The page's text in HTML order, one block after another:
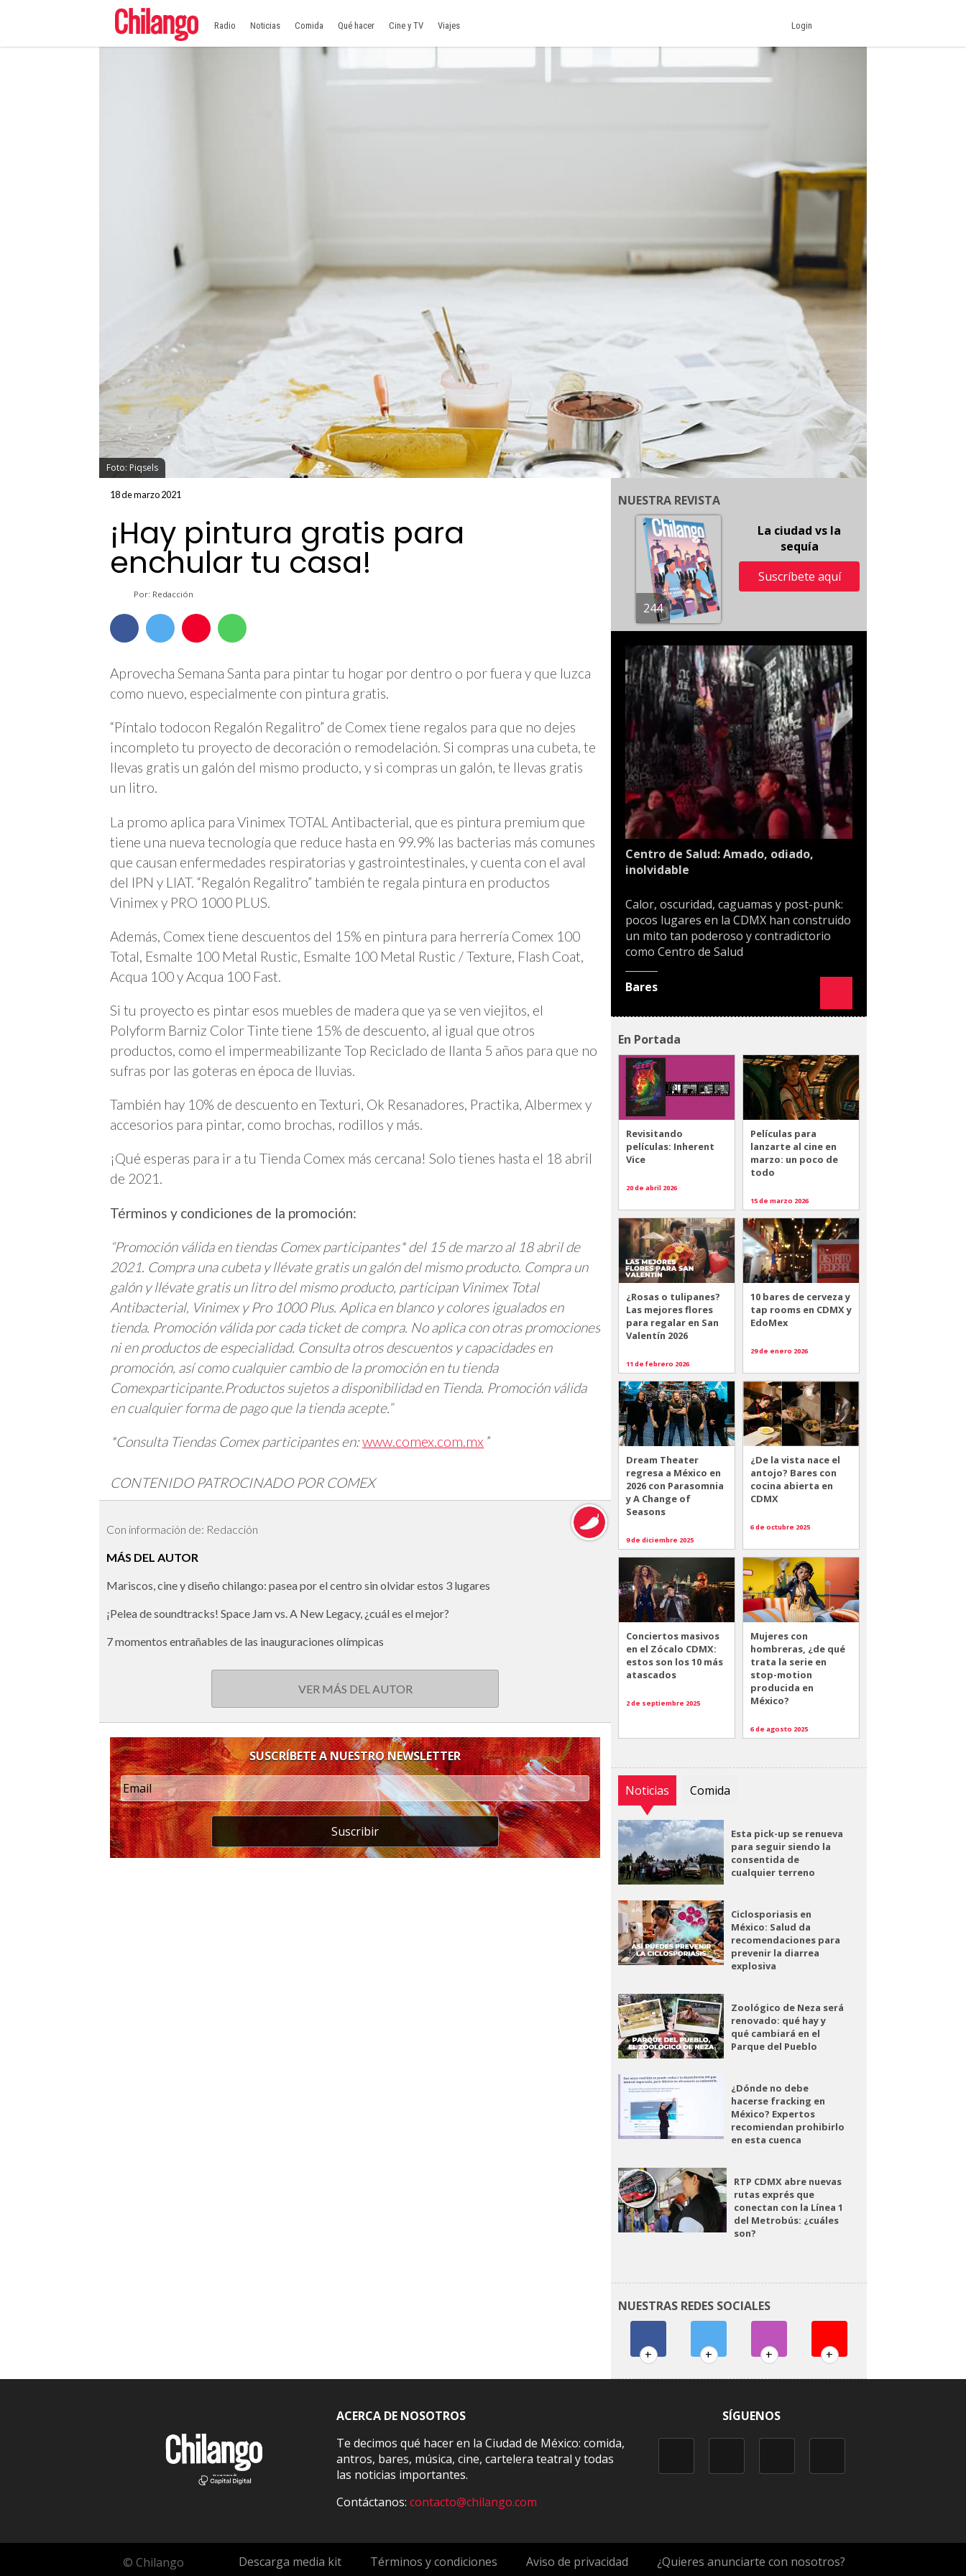
Radio Noticias Comida Qué hacer Cine y TV Viajes Login
Foto: Piqsels
18 de marzo 2021
¡Hay pintura gratis para
enchular tu casa!
Por: Redacción
Aprovecha Semana Santa para pintar tu hogar por dentro o por fuera y que luzca
como nuevo, especialmente con pintura gratis.
“Píntalo todocon Regalón Regalitro” de Comex tiene regalos para que no dejes
incompleto tu proyecto de decoración o remodelación. Si compras una cubeta, te
llevas gratis un galón del mismo producto, y si compras un galón, te llevas gratis
un litro.
La promo aplica para Vinimex TOTAL Antibacterial, que es pintura premium que
tiene una nueva tecnología que reduce hasta en 99.9% las bacterias más comunes
que causan enfermedades respiratorias y gastrointestinales, y cuenta con el aval
del IPN y LIAT. “Regalón Regalitro” también te regala pintura en productos
Vinimex y PRO 1000 PLUS.
Además, Comex tiene descuentos del 15% en pintura para herrería Comex 100
Total, Esmalte 100 Metal Rustic, Esmalte 100 Metal Rustic / Texture, Flash Coat,
Acqua 100 y Acqua 100 Fast.
Si tu proyecto es pintar esos muebles de madera que ya se ven viejitos, el
Polyform Barniz Color Tinte tiene 15% de descuento, al igual que otros
productos, como el impermeabilizante Top Reciclado de llanta 5 años para que no
sufras por las goteras en época de lluvias.
También hay 10% de descuento en Texturi, Ok Resanadores, Practika, Albermex y
accesorios para pintar, como brochas, rodillos y más.
¡Qué esperas para ir a tu Tienda Comex más cercana! Solo tienes hasta el 18 abril
de 2021.
Términos y condiciones de la promoción:
“Promoción válida en tiendas Comex participantes* del 15 de marzo al 18 abril de
2021. Compra una cubeta y llévate gratis un galón del mismo producto. Compra un
galón y llévate gratis un litro del mismo producto, participan Vinimex Total
Antibacterial, Vinimex y Pro 1000 Plus. Aplica en blanco y colores igualados en
tienda. Promoción válida por cada ticket de compra. No aplica con otras promociones
ni en productos de especialidad. Consulta otros descuentos y capacidades en
promoción, así como cualquier cambio de la promoción en tu tienda
Comexparticipante.Productos sujetos a disponibilidad en Tienda. Promoción válida
en cualquier forma de pago que la tienda acepte.”
*Consulta Tiendas Comex participantes en:www.comex.com.mx ”
CONTENIDO PATROCINADO POR COMEX
Con información de: Redacción
MÁS DEL AUTOR
Mariscos, cine y diseño chilango: pasea por el centro sin olvidar estos 3 lugares
¡Pelea de soundtracks! Space Jam vs. A New Legacy, ¿cuál es el mejor?
7 momentos entrañables de las inauguraciones olímpicas
VER MÁS DEL AUTOR
SUSCRÍBETE A NUESTRO NEWSLETTER
Suscribir
NUESTRA REVISTA
244
La ciudad vs la
sequía
Suscríbete aquí
Centro de Salud: Amado, odiado,
inolvidable
Calor, oscuridad, caguamas y post-punk:
pocos lugares en la CDMX han construido
un mito tan poderoso y contradictorio
como Centro de Salud
Bares
En Portada
Revisitando
películas: Inherent
Vice
20 de abril 2026
Películas para
lanzarte al cine en
marzo: un poco de
todo
15 de marzo 2026
¿Rosas o tulipanes?
Las mejores flores
para regalar en San
Valentín 2026
11 de febrero 2026
10 bares de cerveza y
tap rooms en CDMX y
EdoMex
29 de enero 2026
Dream Theater
regresa a México en
2026 con Parasomnia
y A Change of
Seasons
9 de diciembre 2025
¿De la vista nace el
antojo? Bares con
cocina abierta en
CDMX
6 de octubre 2025
Conciertos masivos
en el Zócalo CDMX:
estos son los 10 más
atascados
2 de septiembre 2025
Mujeres con
hombreras, ¿de qué
trata la serie en
stop-motion
producida en
México?
6 de agosto 2025
Noticias Comida
Esta pick-up se renueva
para seguir siendo la
consentida de
cualquier terreno
Ciclosporiasis en
México: Salud da
recomendaciones para
prevenir la diarrea
explosiva
Zoológico de Neza será
renovado: qué hay y
qué cambiará en el
Parque del Pueblo
¿Dónde no debe
hacerse fracking en
México? Expertos
recomiendan prohibirlo
en esta cuenca
RTP CDMX abre nuevas
rutas exprés que
conectan con la Línea 1
del Metrobús: ¿cuáles
son?
NUESTRAS REDES SOCIALES
+ + + +
ACERCA DE NOSOTROS
Te decimos qué hacer en la Ciudad de México: comida,
antros, bares, música, cine, cartelera teatral y todas
las noticias importantes.
Contáctanos:contacto@chilango.com
SÍGUENOS
© Chilango Descarga media kit Términos y condiciones Aviso de privacidad ¿Quieres anunciarte con nosotros?